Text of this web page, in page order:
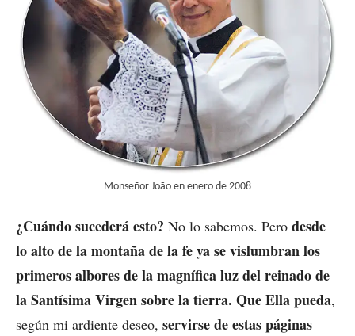
Monseñor João en enero de 2008
¿Cuándo sucederá esto? No lo sabemos. Pero desde
lo alto de la montaña de la fe ya se vislumbran los
primeros albores de la magnífica luz del reinado de
la Santísima Virgen sobre la tierra. Que Ella pueda,
según mi ardiente deseo, servirse de estas páginas